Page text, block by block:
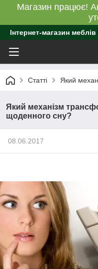
Магазин працює!
Інтернет-магазин
Статті Який
Який механізм
щоденного сну?
08.06.2017